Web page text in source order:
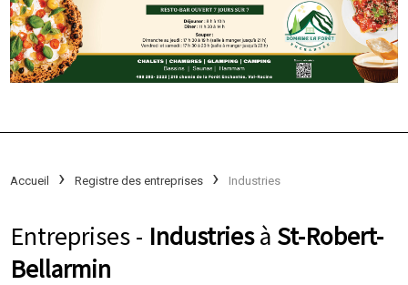
Accueil Registre des entreprises Industries
Entreprises - Industriesà St-Robert-
Bellarmin